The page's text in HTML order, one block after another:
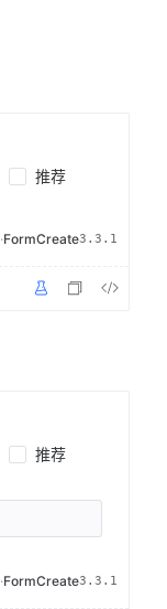
·FormCreate3.3.1
推荐
·FormCreate3.3.1
推荐